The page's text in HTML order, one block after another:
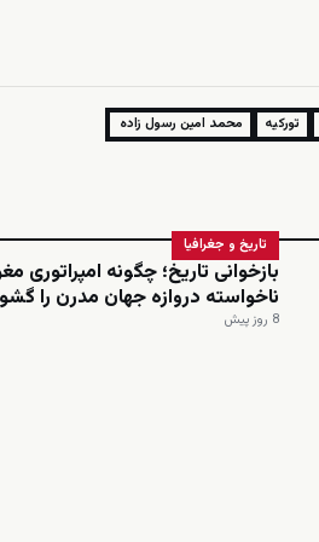
تورکیه محمد امین رسول زاده
تاریخ و جغرافیا
بازخوانی تاریخ؛ چگونه امپراتوری
ناخواسته دروازه جهان مدرن را
8 روز پیش